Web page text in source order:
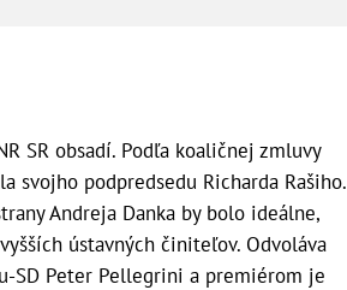
SR obsadí. Podľa koaličnej zmluvy
svojho podpredsedu Richarda Rašiho.
Andreja Danka by bolo ideálne,
ústavných činiteľov. Odvoláva
SD Peter Pellegrini a premiérom je